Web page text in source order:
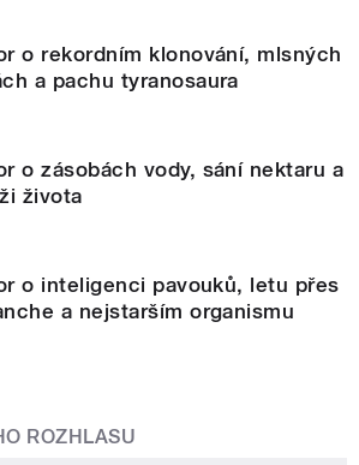
o rekordním klonování, mlsných
a pachu tyranosaura
o zásobách vody, sání nektaru a
života
o inteligenci pavouků, letu přes
a nejstarším organismu
ROZHLASU